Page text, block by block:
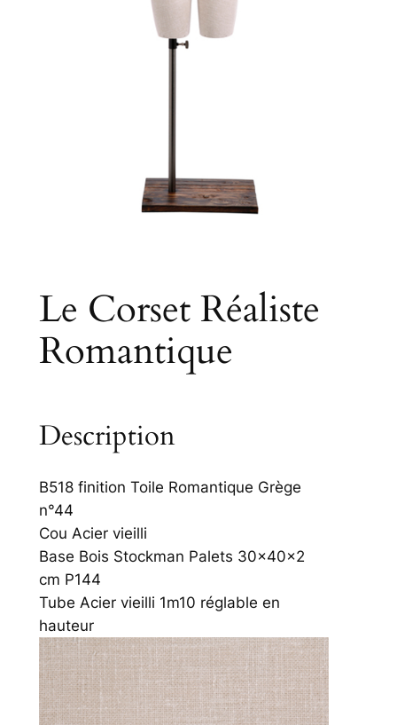
Le Corset Réaliste
Romantique
Description
B518 finition Toile Romantique Grège
n°44
Cou Acier vieilli
Base Bois Stockman Palets 30x40x2
cm P144
Tube Acier vieilli 1m10 réglable en
hauteur